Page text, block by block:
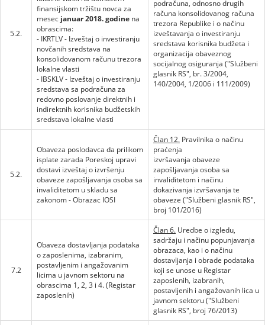
5.2.
finansijskom tržištu novca za
mesec januar 2018. godine na
obrascima:
- IKRTLV - Izveštaj o investiranju
novčanih sredstava na
konsolidovanom računu trezora
lokalne vlasti
- IBSKLV - Izveštaj o investiranju
sredstava sa podračuna za
redovno poslovanje direktnih i
indirektnih korisnika budžetskih
sredstava lokalne vlasti
podračuna, odnosno drugih
računa konsolidovanog računa
trezora Republike i o načinu
izveštavanja o investiranju
sredstava korisnika budžeta i
organizacija obaveznog
socijalnog osiguranja ("Službeni
glasnik RS", br. 3/2004,
140/2004, 1/2006 i 111/2009)
5.2.
Obaveza poslodavca da prilikom
isplate zarada Poreskoj upravi
dostavi izveštaj o izvršenju
obaveze zapošljavanja osoba sa
invaliditetom u skladu sa
zakonom - Obrazac IOSI
Član 12. Pravilnika o načinu
praćenja
izvršavanja obaveze
zapošljavanja osoba sa
invaliditetom i načinu
dokazivanja izvršavanja te
obaveze ("Službeni glasnik RS",
broj 101/2016)
7.2
Obaveza dostavljanja podataka
o zaposlenima, izabranim,
postavljenim i angažovanim
licima u javnom sektoru na
obrascima 1, 2, 3 i 4. (Registar
zaposlenih)
Član 6. Uredbe o izgledu,
sadržaju i načinu popunjavanja
obrazaca, kao i o načinu
dostavljanja i obrade podataka
koji se unose u Registar
zaposlenih, izabranih,
postavljenih i angažovanih lica u
javnom sektoru ("Službeni
glasnik RS", broj 76/2013)